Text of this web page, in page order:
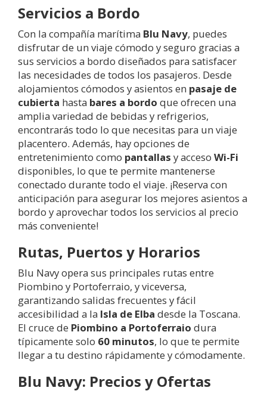
Servicios a Bordo
Con la compañía marítima Blu Navy, puedes
disfrutar de un viaje cómodo y seguro gracias a
sus servicios a bordo diseñados para satisfacer
las necesidades de todos los pasajeros. Desde
alojamientos cómodos y asientos en pasaje de
cubierta hasta bares a bordo que ofrecen una
amplia variedad de bebidas y refrigerios,
encontrarás todo lo que necesitas para un viaje
placentero. Además, hay opciones de
entretenimiento como pantallas y acceso Wi-Fi
disponibles, lo que te permite mantenerse
conectado durante todo el viaje. ¡Reserva con
anticipación para asegurar los mejores asientos a
bordo y aprovechar todos los servicios al precio
más conveniente!
Rutas, Puertos y Horarios
Blu Navy opera sus principales rutas entre
Piombino y Portoferraio, y viceversa,
garantizando salidas frecuentes y fácil
accesibilidad a la Isla de Elba desde la Toscana.
El cruce de Piombino a Portoferraio dura
típicamente solo 60 minutos, lo que te permite
llegar a tu destino rápidamente y cómodamente.
Blu Navy: Precios y Ofertas